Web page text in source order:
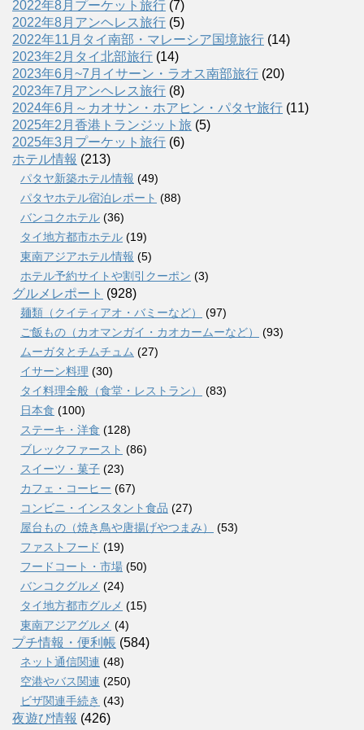
2022年8月プーケット旅行 (7)
2022年8月アンヘレス旅行 (5)
2022年11月タイ南部・マレーシア国境旅行 (14)
2023年2月タイ北部旅行 (14)
2023年6月~7月イサーン・ラオス南部旅行 (20)
2023年7月アンヘレス旅行 (8)
2024年6月～カオサン・ホアヒン・パタヤ旅行 (11)
2025年2月香港トランジット旅 (5)
2025年3月プーケット旅行 (6)
ホテル情報 (213)
パタヤ新築ホテル情報 (49)
パタヤホテル宿泊レポート (88)
バンコクホテル (36)
タイ地方都市ホテル (19)
東南アジアホテル情報 (5)
ホテル予約サイトや割引クーポン (3)
グルメレポート (928)
麺類（クイティアオ・バミーなど）
(97)
ご飯もの（カオマンガイ・カオカームーなど）
(93)
ムーガタとチムチュム (27)
イサーン料理 (30)
タイ料理全般（食堂・レストラン）
(83)
日本食 (100)
ステーキ・洋食 (128)
ブレックファースト (86)
スイーツ・菓子 (23)
カフェ・コーヒー (67)
コンビニ・インスタント食品 (27)
屋台もの（焼き鳥や唐揚げやつまみ）
(53)
ファストフード (19)
フードコート・市場 (50)
バンコクグルメ (24)
タイ地方都市グルメ (15)
東南アジアグルメ (4)
プチ情報・便利帳 (584)
ネット通信関連 (48)
空港やバス関連 (250)
ビザ関連手続き (43)
夜遊び情報 (426)